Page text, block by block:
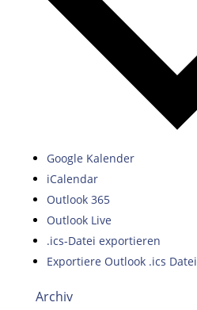
Google Kalender
iCalendar
Outlook 365
Outlook Live
.ics-Datei exportieren
Exportiere Outlook .ics Datei
Archiv